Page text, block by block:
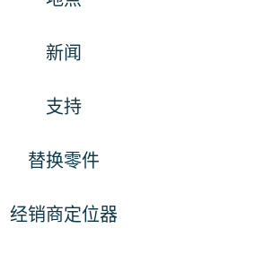
新闻
支持
替换零件
经销商定位器